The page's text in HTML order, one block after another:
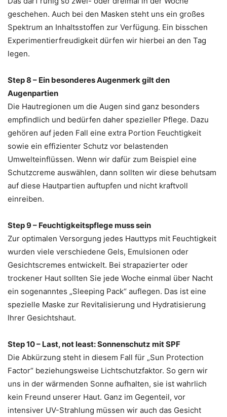
geschehen. Auch bei den Masken steht uns ein großes
Spektrum an Inhaltsstoffen zur Verfügung. Ein bisschen
Experimentierfreudigkeit dürfen wir hierbei an den Tag
legen.
Step 8 – Ein besonderes Augenmerk gilt den
Augenpartien
Die Hautregionen um die Augen sind ganz besonders
empfindlich und bedürfen daher spezieller Pflege. Dazu
gehören auf jeden Fall eine extra Portion Feuchtigkeit
sowie ein effizienter Schutz vor belastenden
Umwelteinflüssen. Wenn wir dafür zum Beispiel eine
Schutzcreme auswählen, dann sollten wir diese behutsam
auf diese Hautpartien auftupfen und nicht kraftvoll
einreiben.
Step 9 – Feuchtigkeitspflege muss sein
Zur optimalen Versorgung jedes Hauttyps mit Feuchtigkeit
wurden viele verschiedene Gels, Emulsionen oder
Gesichtscremes entwickelt. Bei strapazierter oder
trockener Haut sollten Sie jede Woche einmal über Nacht
ein sogenanntes „Sleeping Pack“ auflegen. Das ist eine
spezielle Maske zur Revitalisierung und Hydratisierung
Ihrer Gesichtshaut.
Step 10 – Last, not least: Sonnenschutz mit SPF
Die Abkürzung steht in diesem Fall für „Sun Protection
Factor“ beziehungsweise Lichtschutzfaktor. So gern wir
uns in der wärmenden Sonne aufhalten, sie ist wahrlich
kein Freund unserer Haut. Ganz im Gegenteil, vor
intensiver UV-Strahlung müssen wir auch das Gesicht